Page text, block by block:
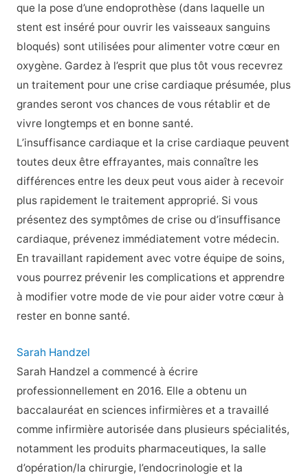
que la pose d’une endoprothèse (dans laquelle un
stent est inséré pour ouvrir les vaisseaux sanguins
bloqués) sont utilisées pour alimenter votre cœur en
oxygène. Gardez à l’esprit que plus tôt vous recevrez
un traitement pour une crise cardiaque présumée, plus
grandes seront vos chances de vous rétablir et de
vivre longtemps et en bonne santé.
L’insuffisance cardiaque et la crise cardiaque peuvent
toutes deux être effrayantes, mais connaître les
différences entre les deux peut vous aider à recevoir
plus rapidement le traitement approprié. Si vous
présentez des symptômes de crise ou d’insuffisance
cardiaque, prévenez immédiatement votre médecin.
En travaillant rapidement avec votre équipe de soins,
vous pourrez prévenir les complications et apprendre
à modifier votre mode de vie pour aider votre cœur à
rester en bonne santé.
Sarah Handzel
Sarah Handzel a commencé à écrire
professionnellement en 2016. Elle a obtenu un
baccalauréat en sciences infirmières et a travaillé
comme infirmière autorisée dans plusieurs spécialités,
notamment les produits pharmaceutiques, la salle
d’opération/la chirurgie, l’endocrinologie et la